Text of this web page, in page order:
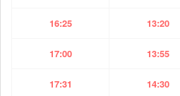
16:25 13:20
17:00 13:55
17:31 14:30